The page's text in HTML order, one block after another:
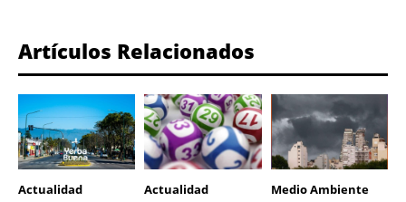
Artículos Relacionados
Actualidad Actualidad Medio Ambiente